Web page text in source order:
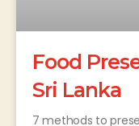
Food
Sri Lanka
7 methods to